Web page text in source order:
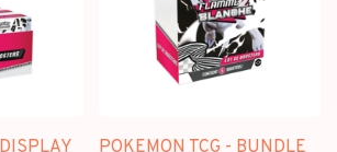
POKEMON TCG - BUNDLE